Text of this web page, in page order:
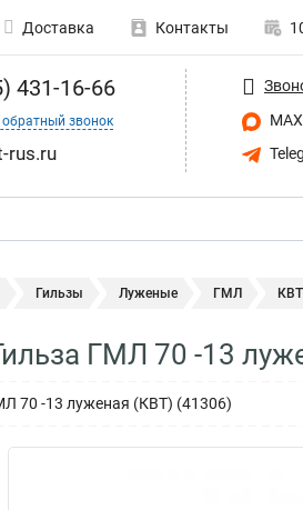
Доставка Контакты
431-16-66
обратный звонок
rus.ru
Гильзы Луженые ГМЛ
ГМЛ 70 -13
70 -13 луженая (КВТ) (41306)